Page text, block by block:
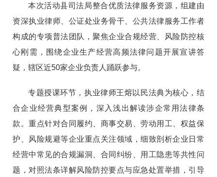
本次活动县司法局整合优质法律服务资源，组建由
资深执业律师、公证处业务骨干、公共法律服务工作者
构成的专项普法团队，聚焦企业合规经营、风险防控核
心刚需，围绕企业生产经营高频法律问题开展宣讲答
疑，辖区近50家企业负责人踊跃参与。
专题授课环节，执业律师王熔以民法典为核心，结
合企业经营典型案例，深入浅出解读涉企常用法律条
款。重点针对合同履约、商事交易、劳动用工、权益保
护、风险规避等企业重点关注领域，细致剖析企业日常
经营中常见的合规漏洞、合同纠纷、用工隐患等共性问
题，对照法条详解风险防控要点与应急处置举措，引导